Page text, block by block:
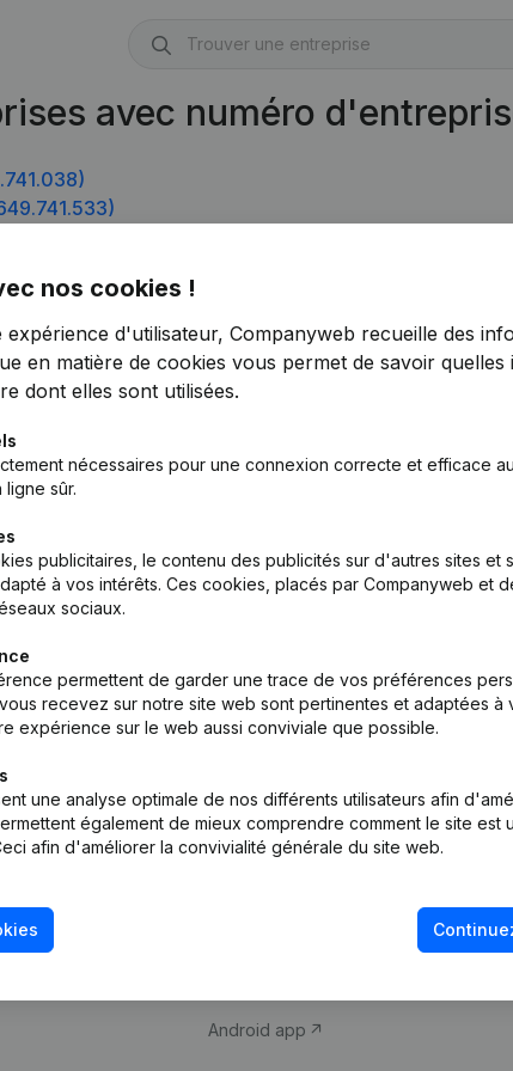
avec numéro
nos cookies !
d'utilisateur, Companyweb recueille des
en matière de cookies vous permet de savoir
dont elles sont utilisées.
nécessaires pour une connexion correcte et efficace
sûr.
publicitaires, le contenu des publicités sur d'autres sites et
à vos intérêts. Ces cookies, placés par Companyweb et
sociaux.
permettent de garder une trace de vos préférences
recevez sur notre site web sont pertinentes et adaptées à
expérience sur le web aussi conviviale que possible.
une analyse optimale de nos différents utilisateurs afin
également de mieux comprendre comment le site est
afin d'améliorer la convivialité générale du site web.
Produit
d’entreprise
Monitoring
Android app